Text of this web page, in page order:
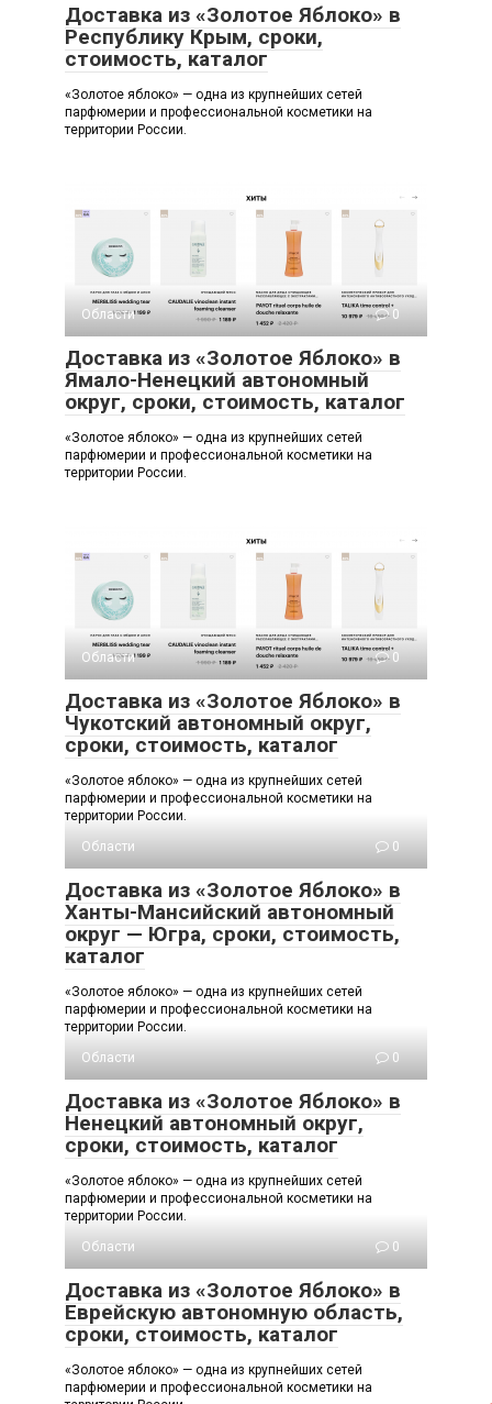
Доставка из «Золотое Яблоко» в
Республику Крым, сроки,
стоимость, каталог
«Золотое яблоко» — одна из крупнейших сетей
парфюмерии и профессиональной косметики на
территории России.
Области 0
Доставка из «Золотое Яблоко» в
Ямало-Ненецкий автономный
округ, сроки, стоимость, каталог
«Золотое яблоко» — одна из крупнейших сетей
парфюмерии и профессиональной косметики на
территории России.
Области 0
Доставка из «Золотое Яблоко» в
Чукотский автономный округ,
сроки, стоимость, каталог
«Золотое яблоко» — одна из крупнейших сетей
парфюмерии и профессиональной косметики на
территории России.
Области
0
Доставка из «Золотое Яблоко» в
Ханты-Мансийский автономный
округ — Югра, сроки, стоимость,
каталог
«Золотое яблоко» — одна из крупнейших сетей
парфюмерии и профессиональной косметики на
территории России.
Области
0
Доставка из «Золотое Яблоко» в
Ненецкий автономный округ,
сроки, стоимость, каталог
«Золотое яблоко» — одна из крупнейших сетей
парфюмерии и профессиональной косметики на
территории России.
Области
0
Доставка из «Золотое Яблоко» в
Еврейскую автономную область,
сроки, стоимость, каталог
«Золотое яблоко» — одна из крупнейших сетей
парфюмерии и профессиональной косметики на